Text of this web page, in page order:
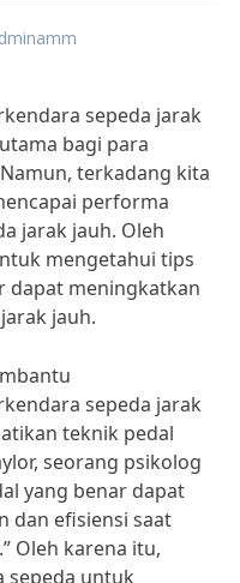
sepeda jarak
bagi para
terkadang kita
performa
jarak jauh. Oleh
mengetahui tips
dapat meningkatkan
jauh.
sepeda jarak
teknik pedal
seorang psikolog
yang benar dapat
dan efisiensi saat
Oleh karena itu,
sepeda untuk